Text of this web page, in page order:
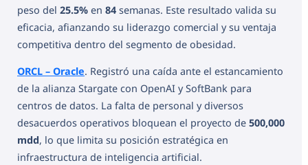
peso del 25.5% en 84 semanas. Este resultado valida su
eficacia, afianzando su liderazgo comercial y su ventaja
competitiva dentro del segmento de obesidad.
ORCL – Oracle. Registró una caída ante el estancamiento
de la alianza Stargate con OpenAI y SoftBank para
centros de datos. La falta de personal y diversos
desacuerdos operativos bloquean el proyecto de 500,000
mdd, lo que limita su posición estratégica en
infraestructura de inteligencia artificial.